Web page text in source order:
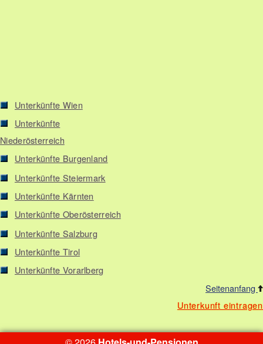
Unterkünfte Wien
Unterkünfte
Niederösterreich
Unterkünfte Burgenland
Unterkünfte Steiermark
Unterkünfte Kärnten
Unterkünfte Oberösterreich
Unterkünfte Salzburg
Unterkünfte Tirol
Unterkünfte Vorarlberg
Seitenanfang
Unterkunft eintragen